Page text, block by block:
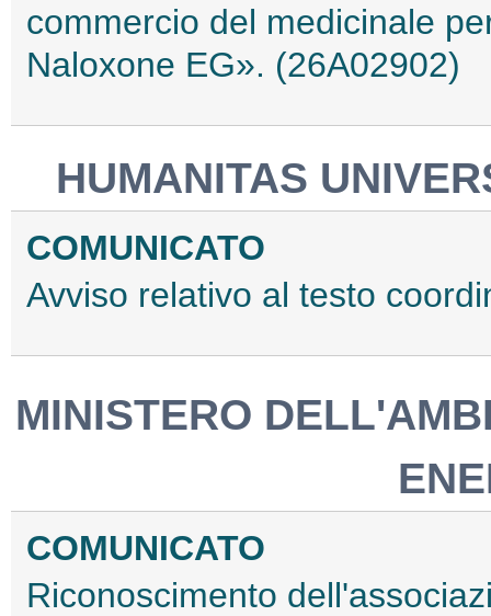
commercio del medicinale
Naloxone EG». (26A02902)
HUMANITAS
COMUNICATO
Avviso relativo al testo
MINISTERO
COMUNICATO
Riconoscimento